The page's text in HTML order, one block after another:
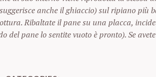
anche il ghiaccio) sul ripiano più
Ribaltate il pane su una placca,
del pane lo sentite vuoto è pronto). Se